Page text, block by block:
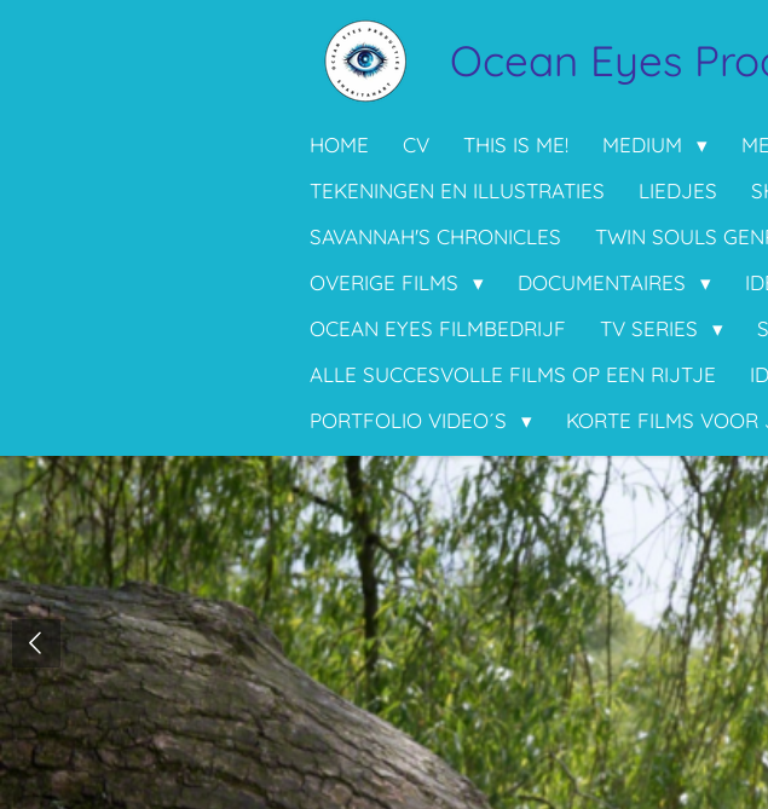
Ocean Eyes
HOME CV THIS IS ME! MEDIUM
TEKENINGEN EN ILLUSTRATIES
LIEDJES
SAVANNAH'S CHRONICLES
TWIN SOULS
OVERIGE FILMS
DOCUMENTAIRES
OCEAN EYES FILMBEDRIJF
TV SERIES
ALLE SUCCESVOLLE FILMS OP EEN RIJTJE
PORTFOLIO VIDEO´S
KORTE FILMS